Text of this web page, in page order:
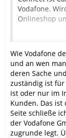
Vodafone.
Onlineshop
Das "bereits"
haben als die
neuer Trend,
hat aber
gleiche wie
Vodafone
getrennt
Wie Vodafone
und an wen
deren Sache
zuständig ist für
ist oder nur im
Kunden. Das ist
Seite schließe
der Vodafone
zugrunde legt.